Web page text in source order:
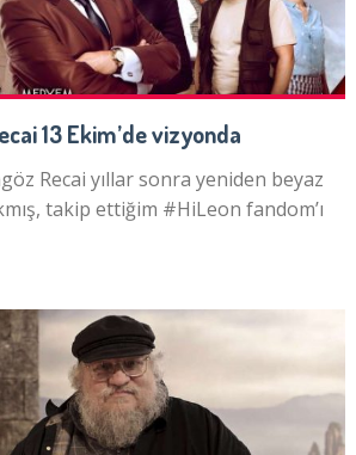
13 Ekim’de vizyonda
Recai yıllar sonra yeniden beyaz
takip ettiğim #HiLeon fandom’ı